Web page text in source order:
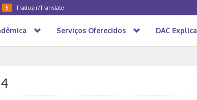
5 Traduzir/Translate
Serviços Oferecidos DAC Explica